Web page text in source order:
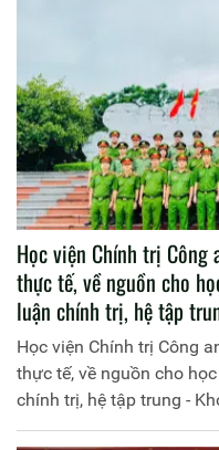
Học viện Chính trị Công
thực tế, về nguồn cho
luận chính trị, hệ tập
T03.CCCT.K7.TT1)
Học viện Chính trị Công
thực tế, về nguồn cho
chính trị, hệ tập trung -